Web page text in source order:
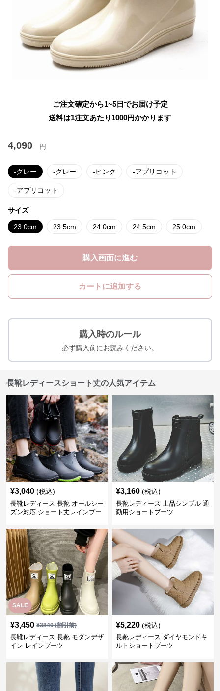
ご注文確定から1~5日でお届け予定
送料は1注文あたり 1000円かかります
4,090 円
-グレー -グレー -ピンク -アプリコット
-アプリコット
サイズ
23.0cm 23.5cm 24.0cm 24.5cm 25.0cm
購入画面に進む
カートに追加する
購入時のルール
必ず購入前にお読みください。
長靴レディースショート丈の人気アイテム
¥3,040 (税込)
長靴レディース 長靴 オールシー
ズン対応 ショート丈レインブー
¥3,160 (税込)
長靴レディース 上品シンプル 通
勤用ショートブーツ
SALE
¥3,450 ¥3840(割引前)
長靴レディース 長靴 モダンデザ
イン レインブーツ
¥5,220 (税込)
長靴レディース ダイヤモンドキ
ルトショートブーツ